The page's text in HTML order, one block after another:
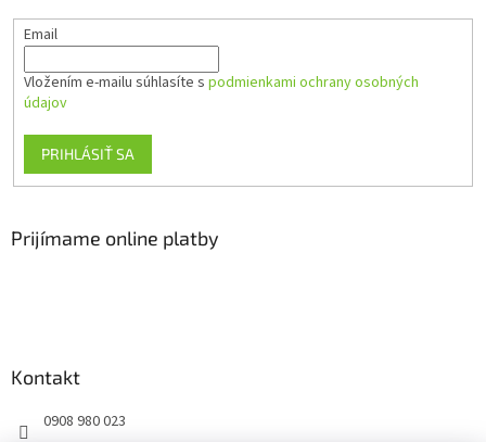
Email
Vložením e-mailu súhlasíte s podmienkami ochrany osobných
údajov
PRIHLÁSIŤ SA
Prijímame online platby
Kontakt
0908 980 023